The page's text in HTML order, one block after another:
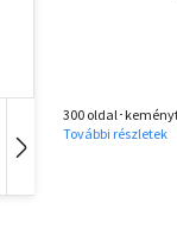
Hangoskönyv
300 oldal･
További részletek